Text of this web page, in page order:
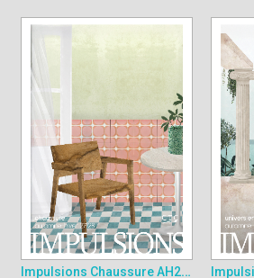
Impulsions Chaussure AH27/28